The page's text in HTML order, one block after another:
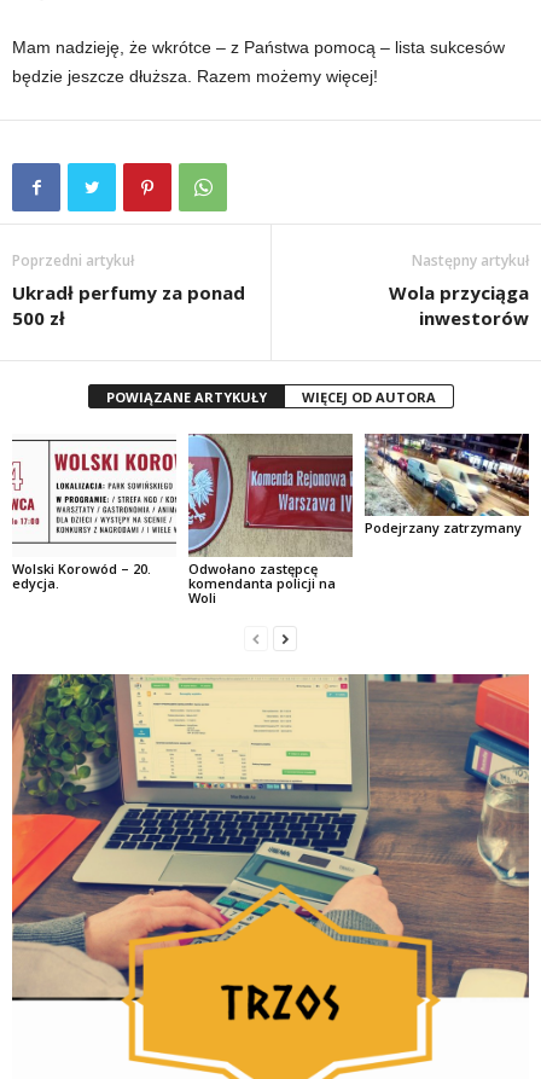
Mam nadzieję, że wkrótce – z Państwa pomocą – lista sukcesów
będzie jeszcze dłuższa. Razem możemy więcej!
Poprzedni artykuł
Ukradł perfumy za ponad
500 zł
Następny artykuł
Wola przyciąga
inwestorów
POWIĄZANE ARTYKUŁY WIĘCEJ OD AUTORA
Wolski Korowód – 20.
edycja.
Odwołano zastępcę
komendanta policji na
Woli
Podejrzany zatrzymany